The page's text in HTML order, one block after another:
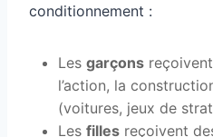
conditionnement :
Les garçons
l’action, la
(voitures, jeux de
Les filles reçoivent